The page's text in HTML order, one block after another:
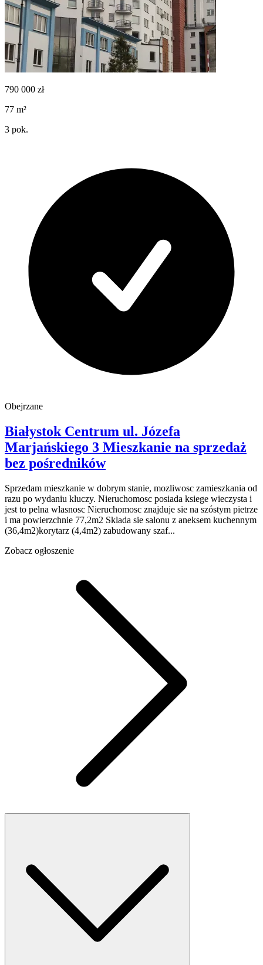
790 000 zł
77 m²
3 pok.
Obejrzane
Białystok Centrum ul. Józefa
Marjańskiego 3 Mieszkanie na sprzedaż
bez pośredników
Sprzedam mieszkanie w dobrym stanie, mozliwosc zamieszkania od
razu po wydaniu kluczy. Nieruchomosc posiada ksiege wieczysta i
jest to pelna wlasnosc Nieruchomosc znajduje sie na szóstym pietrze
i ma powierzchnie 77,2m2 Sklada sie salonu z aneksem kuchennym
(36,4m2)korytarz (4,4m2) zabudowany szaf...
Zobacz ogłoszenie